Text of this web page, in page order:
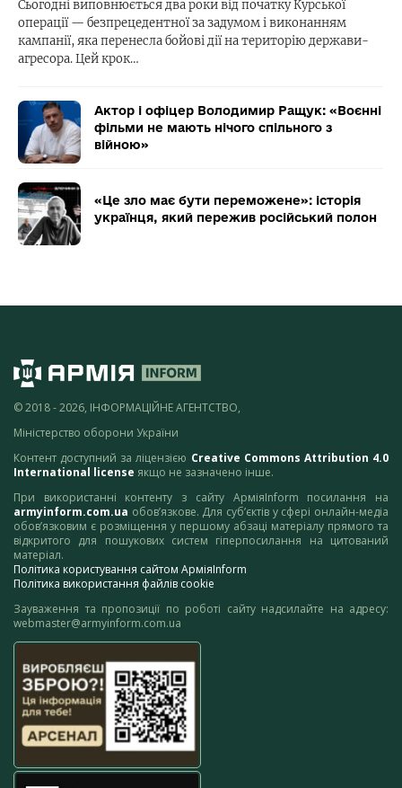
Сьогодні виповнюється два роки від початку Курської
операції — безпрецедентної за задумом і виконанням
кампанії, яка перенесла бойові дії на територію держави-
агресора. Цей крок…
Актор і офіцер Володимир Ращук: «Воєнні
фільми не мають нічого спільного з
війною»
«Це зло має бути переможене»: історія
українця, який пережив російський полон
© 2018 - 2026, ІНФОРМАЦІЙНЕ АГЕНТСТВО,
Міністерство оборони України
Контент доступний за ліцензією Creative Commons Attribution 4.0
International license якщо не зазначено інше.
При використанні контенту з сайту АрміяInform посилання на
armyinform.com.ua обов’язкове. Для суб’єктів у сфері онлайн-медіа
обов’язковим є розміщення у першому абзаці матеріалу прямого та
відкритого для пошукових систем гіперпосилання на цитований
матеріал.
Політика користування сайтом АрміяInform
Політика використання файлів cookie
Зауваження та пропозиції по роботі сайту надсилайте на адресу:
webmaster@armyinform.com.ua